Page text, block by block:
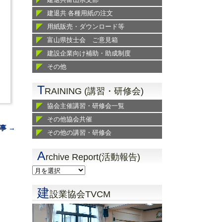
→
建退共 各種用紙の注文
用紙販売・ダウンロード等
富山県技士会 ご意見箱
建設企業向け補助・助成制度
その他
TRAINING (講習・研修会)
協会主催講習・研修会一覧
その他協会共催
その他の講習・研修会
Archive Report(活動報告)
建設業協会TVCM